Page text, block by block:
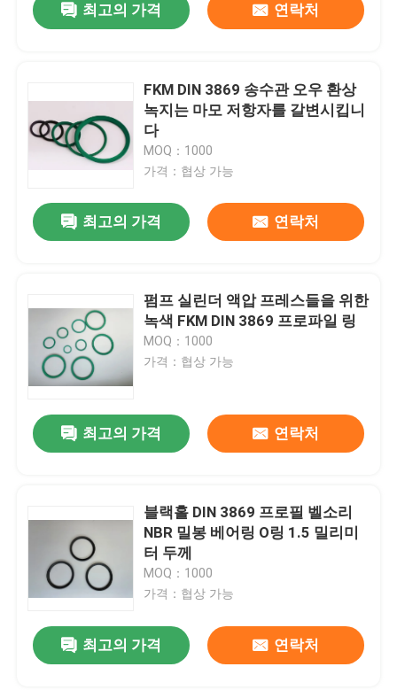
최고의 가격 연락처
FKM DIN 3869 송수관 오우 환상
녹지는 마모 저항자를 갈변시킵니
다
MOQ：1000
가격：협상 가능
최고의 가격 연락처
펌프 실린더 액압 프레스들을 위한
녹색 FKM DIN 3869 프로파일 링
MOQ：1000
가격：협상 가능
최고의 가격 연락처
블랙홀 DIN 3869 프로필 벨소리
NBR 밀봉 베어링 O링 1.5 밀리미
터 두께
MOQ：1000
가격：협상 가능
최고의 가격 연락처